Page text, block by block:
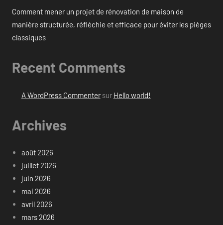
Comment mener un projet de rénovation de maison de
manière structurée, réfléchie et efficace pour éviter les pièges
classiques
Recent Comments
A WordPress Commentersur Hello world!
Archives
août 2026
juillet 2026
juin 2026
mai 2026
avril 2026
mars 2026